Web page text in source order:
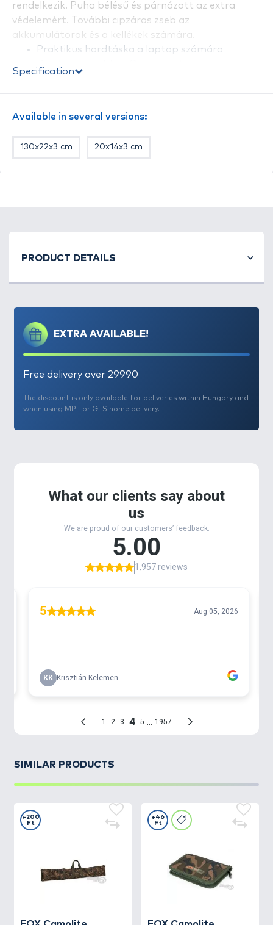
rendelkezik. Puha bélésű és párnázott az extra
védelemért. További cipzáras zseb az
akkumulátorok és a kellékek számára.
Praktikus hordtáska a laptop számára
kellékek számára
16”-os méretig használható
Specification
Available in several versions:
130x22x3 cm 20x14x3 cm
EXTRA AVAILABLE!
Free delivery over 29990
The discount is only available for deliveries within Hungary and
when using MPL or GLS home delivery.
SIMILAR PRODUCTS
+200
Ft
+46
Ft
PRODUCT DETAILS